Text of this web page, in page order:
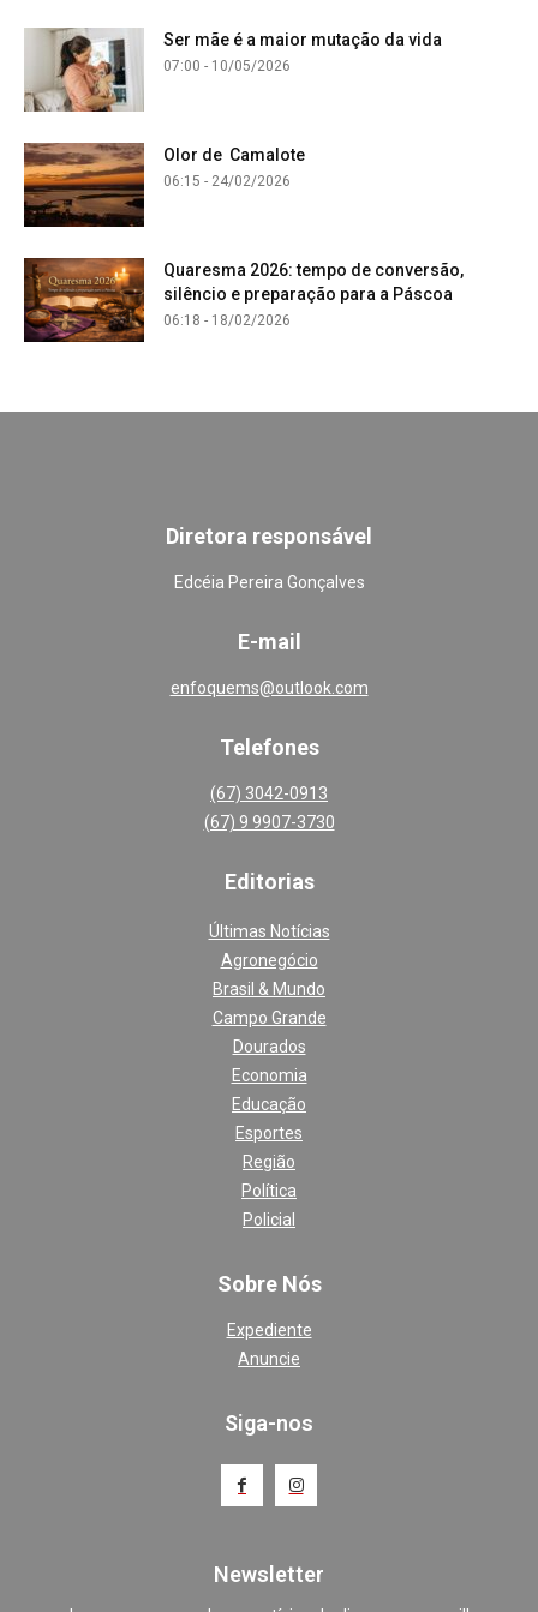
Ser mãe é a maior mutação da vida
07:00 - 10/05/2026
Olor de Camalote
06:15 - 24/02/2026
Quaresma 2026: tempo de conversão,
silêncio e preparação para a Páscoa
06:18 - 18/02/2026
Diretora responsável
Edcéia Pereira Gonçalves
E-mail
enfoquems@outlook.com
Telefones
(67) 3042-0913
(67) 9 9907-3730
Editorias
Últimas Notícias
Agronegócio
Brasil & Mundo
Campo Grande
Dourados
Economia
Educação
Esportes
Região
Política
Policial
Sobre Nós
Expediente
Anuncie
Siga-nos
Newsletter